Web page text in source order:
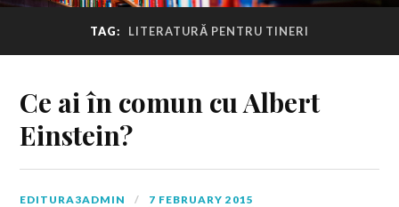
TAG: LITERATURĂ PENTRU TINERI
Ce ai în comun cu Albert
Einstein?
EDITURA3ADMIN 7 FEBRUARY 2015